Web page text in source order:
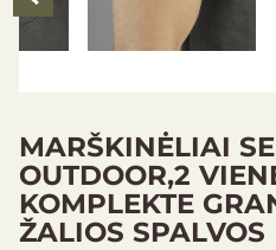
MARŠKINĖLIAI
OUTDOOR,2
KOMPLEKTE
ŽALIOS SPALVOS